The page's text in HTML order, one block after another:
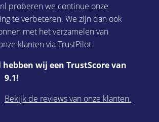
proberen we continue onze
te verbeteren. We zijn dan ook
met het verzamelen van
klanten via TrustPilot.
wij een TrustScore van
9.1!
Bekijk de reviews van onze klanten.